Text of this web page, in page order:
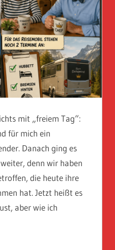
mit „freiem Tag“:
für mich ein
Danach ging es
denn wir haben
die heute ihre
hat. Jetzt heißt es
aber wie ich